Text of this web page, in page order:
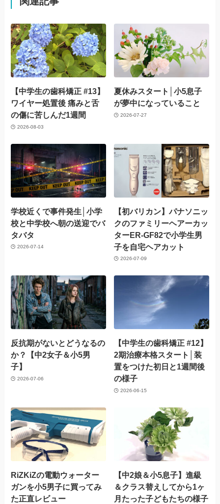
【中学生の歯科矯正 #13】
ワイヤー処置後 痛みと舌
の傷に苦しんだ1週間
2026-08-03
夏休みスタート│小5息子
が夢中になっていること
2026-07-27
学校近くで事件発生│小学
校と中学校へ朝の送迎でバ
タバタ
2026-07-14
【初バリカン】パナソニッ
クのファミリーヘアーカッ
ターER-GF82で小学生男
子を自宅ヘアカット
2026-07-09
反抗期がないとどうなるの
か？【中2女子＆小5男
子】
2026-07-06
【中学生の歯科矯正 #12】
2期治療本格スタート│装
置をつけた初日と1週間後
の様子
2026-06-15
RiZKiZの電動ウォーター
ガンを小5男子に買ってみ
た正直レビュー
【中2娘＆小5息子】進級
＆クラス替えしてから1ヶ
月たった子どもたちの様子